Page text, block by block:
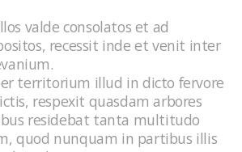
valde consolatos et ad
recessit inde et venit inter
territorium illud in dicto fervore
respexit quasdam arbores
residebat tanta multitudo
quod nunquam in partibus illis